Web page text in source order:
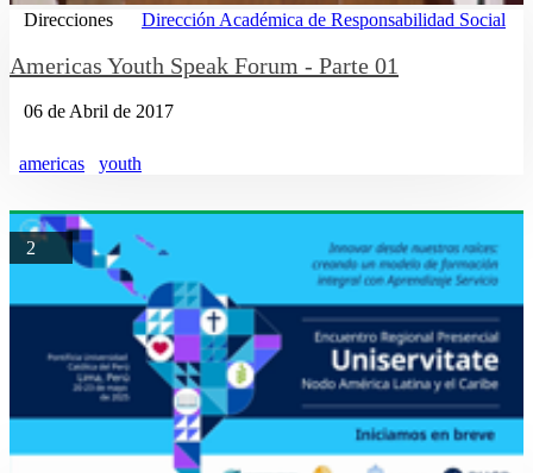
Direcciones Dirección Académica de Responsabilidad Social
Americas Youth Speak Forum - Parte 01
06 de Abril de 2017
americas youth
2